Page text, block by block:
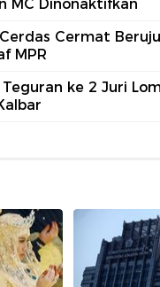
MC Dinonaktifkan
Cermat
MPR
ke 2 Juri